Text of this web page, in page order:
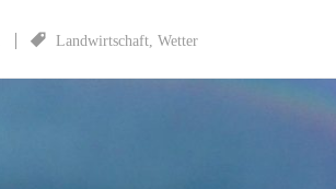
Landwirtschaft Wetter